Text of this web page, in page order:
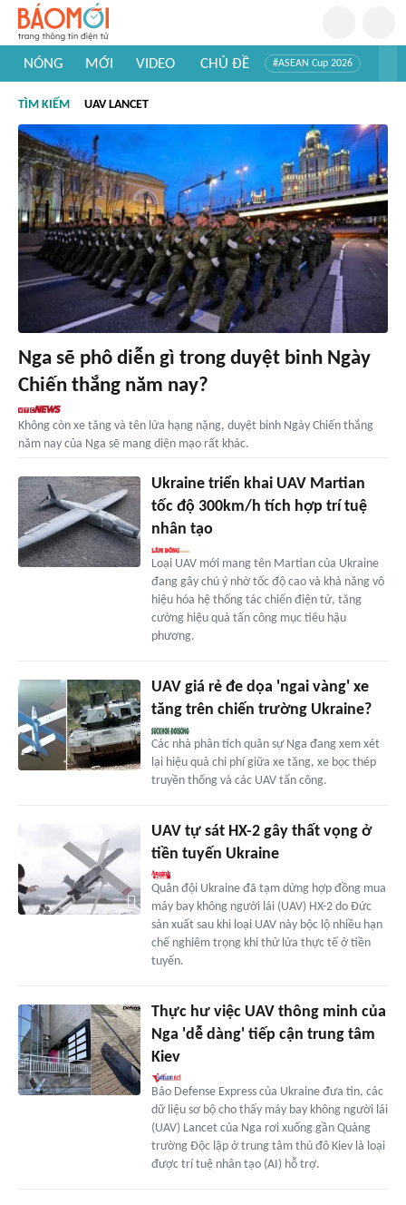
NÓNG MỚI VIDEO CHỦ ĐỀ #ASEAN Cup 2026
#Khám phá thế giới
TÌM KIẾM UAV LANCET
Nga sẽ phô diễn gì trong duyệt binh Ngày
Chiến thắng năm nay?
Không còn xe tăng và tên lửa hạng nặng, duyệt binh Ngày Chiến thắng
năm nay của Nga sẽ mang diện mạo rất khác.
Ukraine triển khai UAV Martian
tốc độ 300km/h tích hợp trí tuệ
nhân tạo
Loại UAV mới mang tên Martian của Ukraine
đang gây chú ý nhờ tốc độ cao và khả năng vô
hiệu hóa hệ thống tác chiến điện tử, tăng
cường hiệu quả tấn công mục tiêu hậu
phương.
UAV giá rẻ đe dọa 'ngai vàng' xe
tăng trên chiến trường Ukraine?
Các nhà phân tích quân sự Nga đang xem xét
lại hiệu quả chi phí giữa xe tăng, xe bọc thép
truyền thống và các UAV tấn công.
UAV tự sát HX-2 gây thất vọng ở
tiền tuyến Ukraine
Quân đội Ukraine đã tạm dừng hợp đồng mua
máy bay không người lái (UAV) HX-2 do Đức
sản xuất sau khi loại UAV này bộc lộ nhiều hạn
chế nghiêm trọng khi thử lửa thực tế ở tiền
tuyến.
Thực hư việc UAV thông minh của
Nga 'dễ dàng' tiếp cận trung tâm
Kiev
Báo Defense Express của Ukraine đưa tin, các
dữ liệu sơ bộ cho thấy máy bay không người lái
(UAV) Lancet của Nga rơi xuống gần Quảng
trường Độc lập ở trung tâm thủ đô Kiev là loại
được trí tuệ nhân tạo (AI) hỗ trợ.